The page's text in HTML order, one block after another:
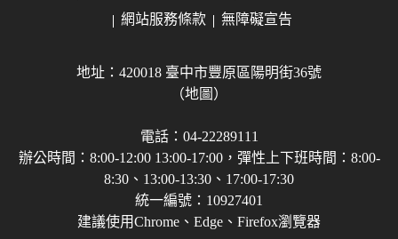
網站服務條款
無障礙宣告
地址：420018 臺中市豐原區陽明街36號
（地圖）
電話：04-22289111
辦公時間：8:00-12:00 13:00-17:00，彈性上下班時間：8:00-
8:30、13:00-13:30、17:00-17:30
統一編號：10927401
建議使用Chrome、Edge、Firefox瀏覽器